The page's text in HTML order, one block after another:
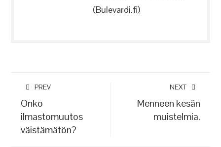
(Bulevardi.fi)
PREV
Onko
ilmastomuutos
väistämätön?
NEXT
Menneen kesän
muistelmia.